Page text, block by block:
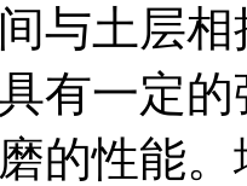
与土层
有一定
的性能